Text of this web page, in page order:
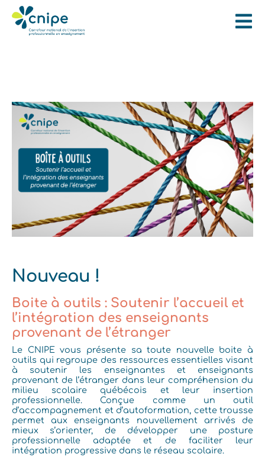
Nouveau !
Boite à outils : Soutenir l’accueil et
l’intégration des enseignants
provenant de l’étranger
Le CNIPE vous présente sa toute nouvelle boite à
outils qui regroupe des ressources essentielles visant
à soutenir les enseignantes et enseignants
provenant de l’étranger dans leur compréhension du
milieu scolaire québécois et leur insertion
professionnelle. Conçue comme un outil
d’accompagnement et d’autoformation, cette trousse
permet aux enseignants nouvellement arrivés de
mieux s’orienter, de développer une posture
professionnelle adaptée et de faciliter leur
intégration progressive dans le réseau scolaire.